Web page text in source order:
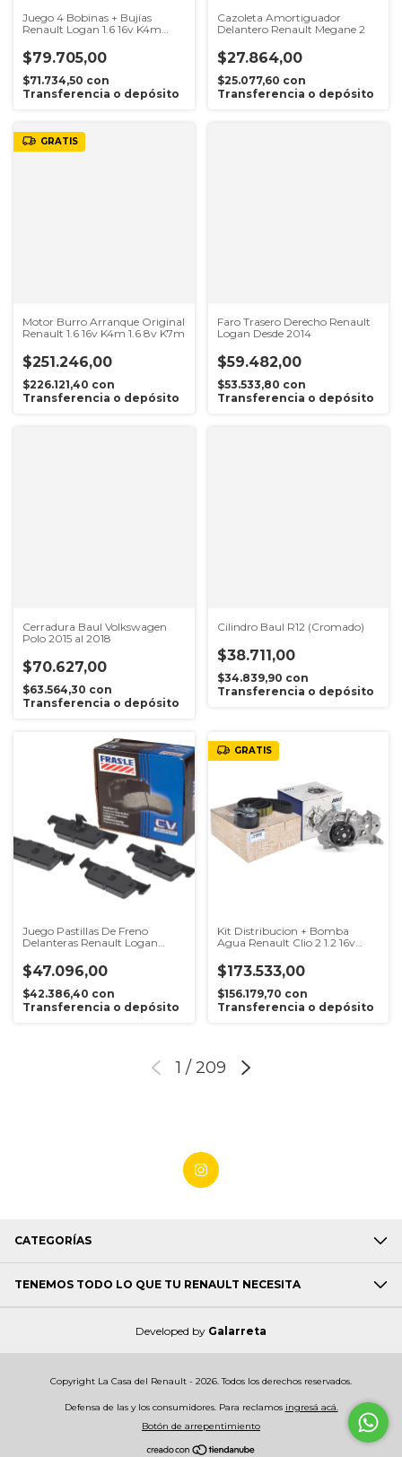
Juego 4 Bobinas + Bujías
Renault Logan 1.6 16v K4m
$79.705,00
$71.734,50 con
Transferencia o depósito
Cazoleta Amortiguador
Delantero Renault Megane 2
$27.864,00
$25.077,60 con
Transferencia o depósito
GRATIS
Motor Burro Arranque Original
Renault 1.6 16v K4m 1.6 8v K7m
$251.246,00
$226.121,40 con
Transferencia o depósito
Faro Trasero Derecho Renault
Logan Desde 2014
$59.482,00
$53.533,80 con
Transferencia o depósito
Cerradura Baul Volkswagen
Polo 2015 al 2018
$70.627,00
$63.564,30 con
Transferencia o depósito
Cilindro Baul R12 (Cromado)
$38.711,00
$34.839,90 con
Transferencia o depósito
Juego Pastillas De Freno
Delanteras Renault Logan
$47.096,00
$42.386,40 con
Transferencia o depósito
GRATIS
Kit Distribucion + Bomba
Agua Renault Clio 2 1.2 16v
$173.533,00
$156.179,70 con
Transferencia o depósito
1 / 209
CATEGORÍAS
TENEMOS TODO LO QUE TU RENAULT NECESITA
Developed by Galarreta
Copyright La Casa del Renault - 2026. Todos los derechos reservados.
Defensa de las y los consumidores. Para reclamos ingresá acá.
Botón de arrepentimiento